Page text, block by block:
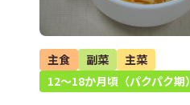
主食 副菜
主菜
12～18か月頃（パクパク期）